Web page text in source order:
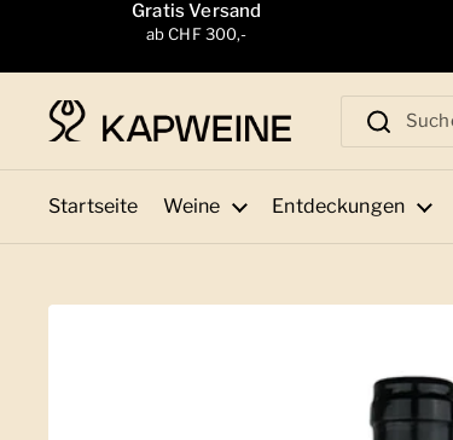
Zum Inhalt springenGratis Versand
ab CHF 300,-
Startseite Weine Entdeckungen